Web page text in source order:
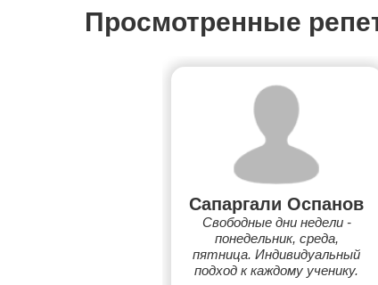
Просмотренные
Сапаргали Оспанов
Свободные дни недели -
понедельник, среда,
пятница. Индивидуальный
подход к каждому ученику.